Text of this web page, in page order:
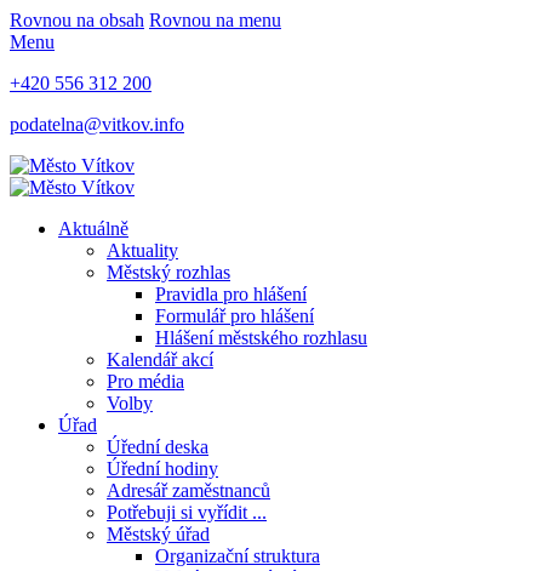
Rovnou na obsah Rovnou na menu
Menu
+420 556 312 200
podatelna@vitkov.info
Aktuálně
Aktuality
Městský rozhlas
Pravidla pro hlášení
Formulář pro hlášení
Hlášení městského rozhlasu
Kalendář akcí
Pro média
Volby
Úřad
Úřední deska
Úřední hodiny
Adresář zaměstnanců
Potřebuji si vyřídit ...
Městský úřad
Organizační struktura